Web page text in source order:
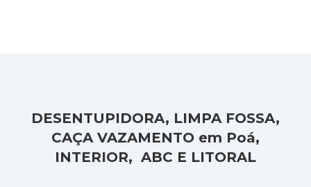
DESENTUPIDORA, LIMPA FOSSA,
CAÇA VAZAMENTO em Poá,
INTERIOR, ABC E LITORAL